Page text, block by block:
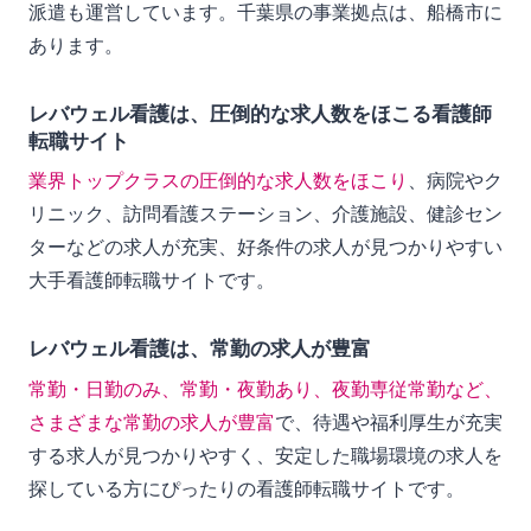
派遣も運営しています。千葉県の事業拠点は、船橋市に
あります。
レバウェル看護は、圧倒的な求人数をほこる看護師
転職サイト
業界トップクラスの圧倒的な求人数をほこり
、病院やク
リニック、訪問看護ステーション、介護施設、健診セン
ターなどの求人が充実、好条件の求人が見つかりやすい
大手看護師転職サイトです。
レバウェル看護は、常勤の求人が豊富
常勤・日勤のみ、常勤・夜勤あり、夜勤専従常勤など、
さまざまな常勤の求人が豊富で、待遇や福利厚生が充実
する求人が見つかりやすく、安定した職場環境の求人を
探している方にぴったりの看護師転職サイトです。